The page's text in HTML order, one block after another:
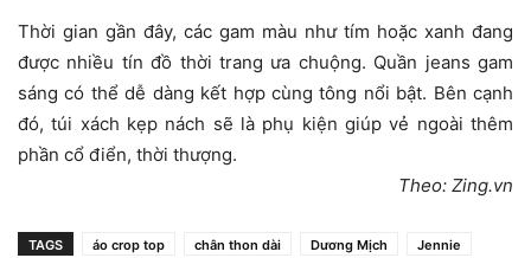
Thời gian gần đây, các gam màu như tím hoặc xanh đang
được nhiều tín đồ thời trang ưa chuộng. Quần jeans gam
sáng có thể dễ dàng kết hợp cùng tông nổi bật. Bên cạnh
đó, túi xách kẹp nách sẽ là phụ kiện giúp vẻ ngoài thêm
phần cổ điển, thời thượng.
Theo: Zing.vn
TAGS áo crop top chân thon dài Dương Mịch
Jennie